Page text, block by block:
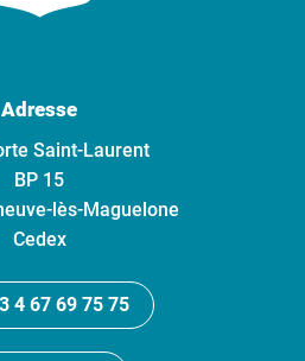
Adresse
Saint-Laurent
BP 15
lès-Maguelone
Cedex
4 67 69 75 75